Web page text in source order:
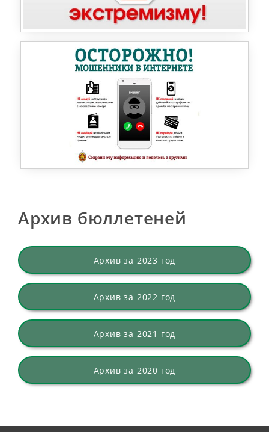
Архив бюллетеней
Архив за 2023 год
Архив за 2022 год
Архив за 2021 год
Архив за 2020 год